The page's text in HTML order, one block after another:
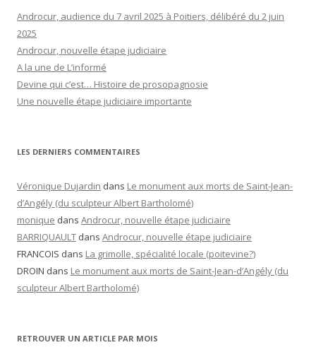
Androcur, audience du 7 avril 2025 à Poitiers, délibéré du 2 juin
2025
Androcur, nouvelle étape judiciaire
A la une de L’informé
Devine qui c’est… Histoire de prosopagnosie
Une nouvelle étape judiciaire importante
LES DERNIERS COMMENTAIRES
Véronique Dujardin dans Le monument aux morts de Saint-Jean-
d’Angély (du sculpteur Albert Bartholomé)
monique dans Androcur, nouvelle étape judiciaire
BARRIQUAULT dans Androcur, nouvelle étape judiciaire
FRANCOIS dans La grimolle, spécialité locale (poitevine?)
DROIN dans Le monument aux morts de Saint-Jean-d’Angély (du
sculpteur Albert Bartholomé)
RETROUVER UN ARTICLE PAR MOIS